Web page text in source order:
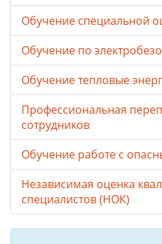
Обучение специальной
Обучение по
Обучение тепловые
Профессиональная
сотрудников
Обучение работе с
Независимая оценка
специалистов (НОК)